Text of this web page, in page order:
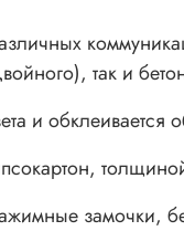
так и
и обклеивается
замочки,